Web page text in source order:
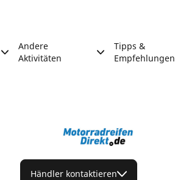
Andere
Aktivitäten
Tipps &
Empfehlungen
Händler kontaktieren